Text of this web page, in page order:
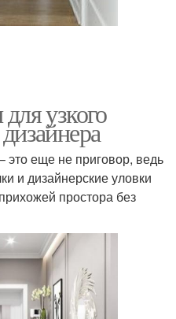
узкого
это еще не приговор, ведь
и дизайнерские уловки
простора без